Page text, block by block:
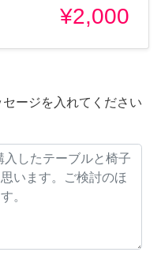
¥2,000
ージを入れてください